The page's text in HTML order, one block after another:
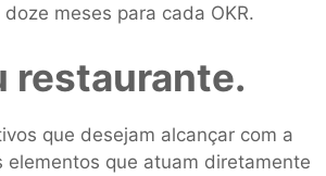
meses para cada OKR.
restaurante.
que desejam alcançar com a
que atuam diretamente